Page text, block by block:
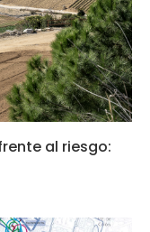
al riesgo: